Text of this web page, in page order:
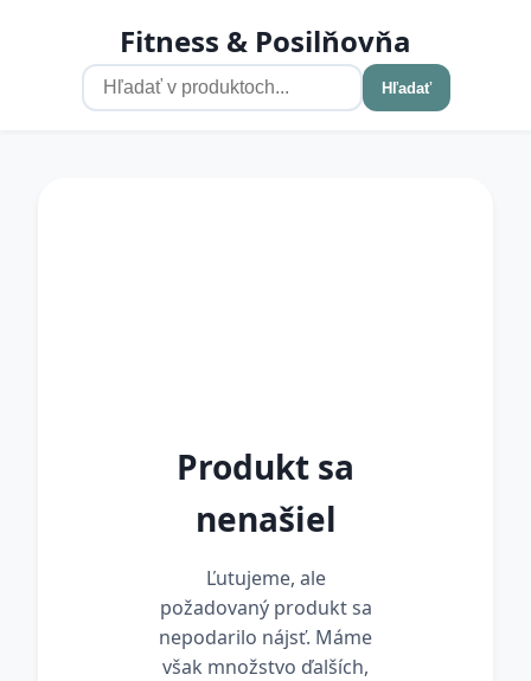
Fitness & Posilňovňa
Hľadať
Produkt sa
nenašiel
Ľutujeme, ale
požadovaný produkt sa
nepodarilo nájsť. Máme
však množstvo ďalších,